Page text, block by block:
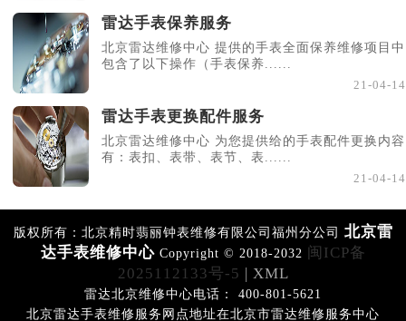
雷达手表保养服务
北京雷达维修中心 提供的手表全面保养维修项目中
包含了以下操作（手表保养......
21-04-14
雷达手表更换配件服务
北京雷达维修中心 为您提供给的手表配件更换内容
有：表扣、表带、表节、表......
21-04-14
版权所有：北京精时翡丽钟表维修有限公司福州分公司 北京雷
达手表维修中心 Copyright © 2018-2032
闽ICP备
2025112133号-5
| XML
雷达北京维修中心电话： 400-801-5621
北京雷达手表维修服务网点地址在北京市雷达维修服务中心